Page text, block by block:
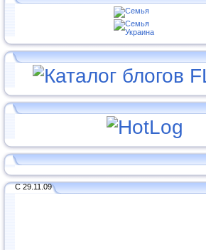
С 29.11.09